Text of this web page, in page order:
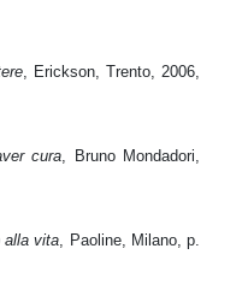
, Erickson, Trento, 2006,
cura, Bruno Mondadori,
alla vita, Paoline, Milano, p.